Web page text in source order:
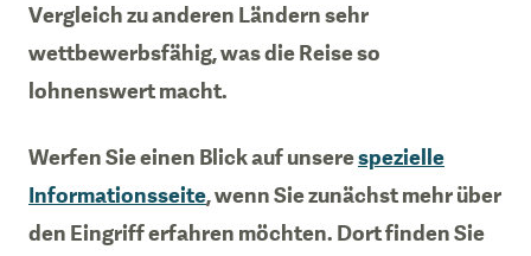
Vergleich zu anderen Ländern sehr
wettbewerbsfähig, was die Reise so
lohnenswert macht.
Werfen Sie einen Blick auf unserespezielle
Informationsseite, wenn Sie zunächst mehr über
den Eingriff erfahren möchten. Dort finden Sie